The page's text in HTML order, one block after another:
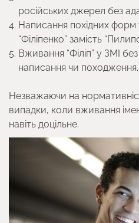
російських джерел без
Написання похідних форм
“Філіпенко” замість
Вживання “Філіп” у ЗМІ
написання чи походження.
Незважаючи на
випадки, коли вживання
навіть доцільне.